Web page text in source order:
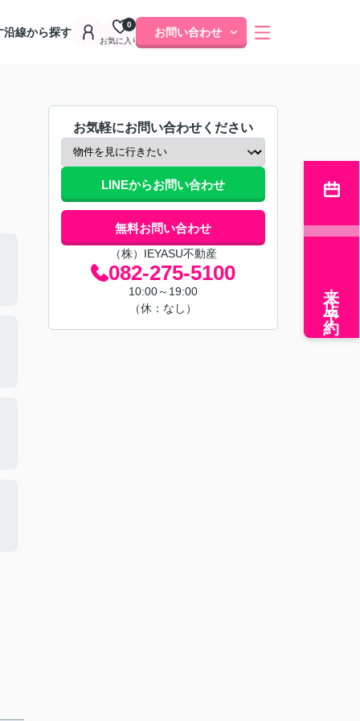
沿線から探す
お気に入り
0
お問い合わせ
お気軽にお問い合わせください
LINEからお問い合わせ
無料お問い合わせ
（株）IEYASU不動産
082-275-5100
10:00～19:00
（休：なし）
来店予約